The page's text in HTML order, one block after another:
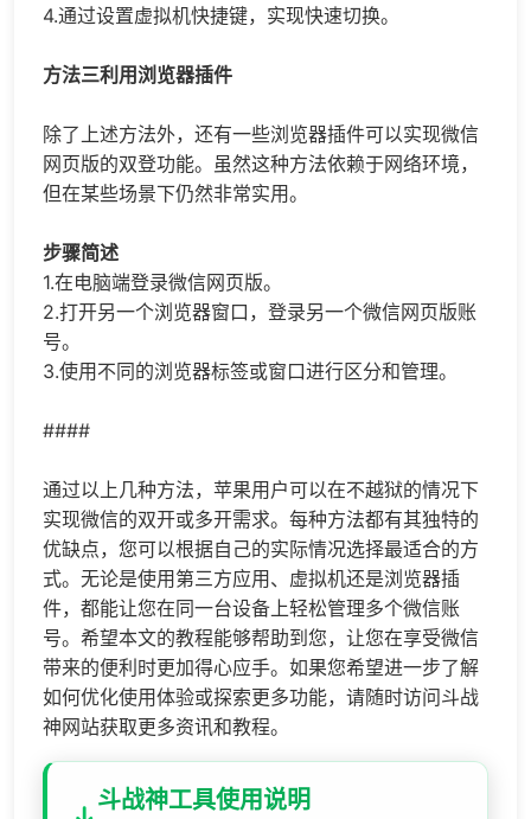
4.通过设置虚拟机快捷键，实现快速切换。
方法三利用浏览器插件
除了上述方法外，还有一些浏览器插件可以实现微信
网页版的双登功能。虽然这种方法依赖于网络环境，
但在某些场景下仍然非常实用。
步骤简述
1.在电脑端登录微信网页版。
2.打开另一个浏览器窗口，登录另一个微信网页版账
号。
3.使用不同的浏览器标签或窗口进行区分和管理。
####
通过以上几种方法，苹果用户可以在不越狱的情况下
实现微信的双开或多开需求。每种方法都有其独特的
优缺点，您可以根据自己的实际情况选择最适合的方
式。无论是使用第三方应用、虚拟机还是浏览器插
件，都能让您在同一台设备上轻松管理多个微信账
号。希望本文的教程能够帮助到您，让您在享受微信
带来的便利时更加得心应手。如果您希望进一步了解
如何优化使用体验或探索更多功能，请随时访问斗战
神网站获取更多资讯和教程。
斗战神工具使用说明